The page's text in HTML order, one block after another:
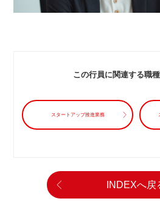
この行員に関連する職
スタートアップ推進業務
INDEXへ戻